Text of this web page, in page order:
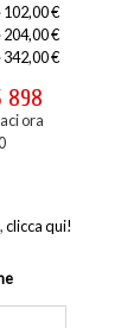
€
€
€
898
ora
clicca qui!